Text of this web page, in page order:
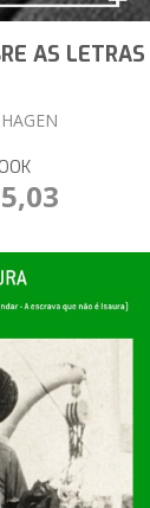
AS LETRAS